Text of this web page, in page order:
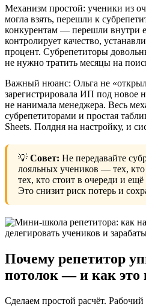
Механизм простой: ученики из
могла взять, перешли к
конкурентам — перешли внутри
контролирует качество,
процент. Субрепетиторы
не нужно тратить месяцы на
Важный нюанс: Ольга не
зарегистрировала ИП под новое
не нанимала менеджера. Весь
субрепетиторами и простая
Sheets. Полдня на настройку, и
💡 Совет: Не передавайте
лояльных учеников — тех,
тех, кто стоит в очереди и
Это снизит риск потерь и
Почему репетитор
потолок — и как это
Сделаем простой расчёт.